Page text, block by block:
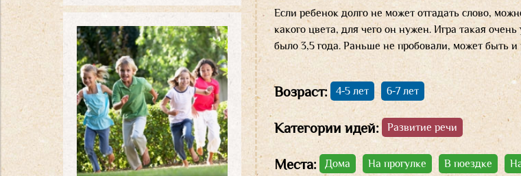
Если ребенок долго не может отгадать слово,
какого цвета, для чего он нужен. Игра такая
было 3,5 года. Раньше не пробовали, может быть и
Возраст: 4-5 лет 6-7 лет
Категории идей: Развитие речи
Места: Дома На прогулке В поездке